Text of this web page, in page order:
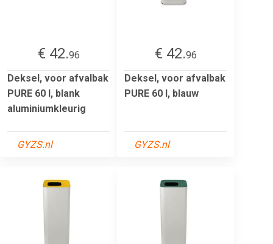
€ 42.96
Deksel, voor afvalbak
PURE 60 l, blank
aluminiumkleurig
GYZS.nl
€ 42.96
Deksel, voor afvalbak
PURE 60 l, blauw
GYZS.nl